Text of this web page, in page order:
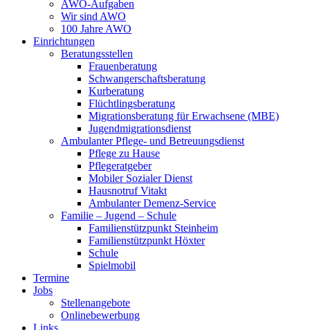
AWO-Aufgaben
Wir sind AWO
100 Jahre AWO
Einrichtungen
Beratungsstellen
Frauenberatung
Schwangerschaftsberatung
Kurberatung
Flüchtlingsberatung
Migrationsberatung für Erwachsene (MBE)
Jugendmigrationsdienst
Ambulanter Pflege- und Betreuungsdienst
Pflege zu Hause
Pflegeratgeber
Mobiler Sozialer Dienst
Hausnotruf Vitakt
Ambulanter Demenz-Service
Familie – Jugend – Schule
Familienstützpunkt Steinheim
Familienstützpunkt Höxter
Schule
Spielmobil
Termine
Jobs
Stellenangebote
Onlinebewerbung
Links